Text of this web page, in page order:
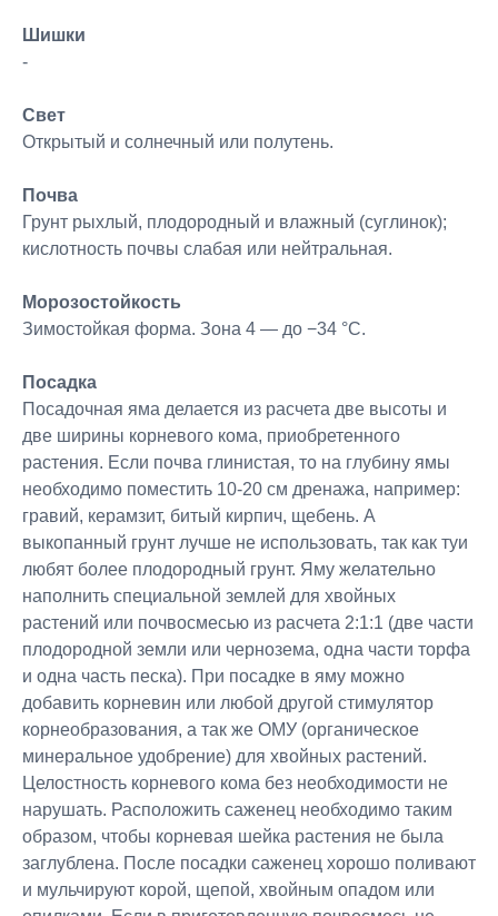
Шишки
-
Свет
Открытый и солнечный или полутень.
Почва
Грунт рыхлый, плодородный и влажный (суглинок);
кислотность почвы слабая или нейтральная.
Морозостойкость
Зимостойкая форма. Зона 4 — до −34 °C.
Посадка
Посадочная яма делается из расчета две высоты и
две ширины корневого кома, приобретенного
растения. Если почва глинистая, то на глубину ямы
необходимо поместить 10-20 см дренажа, например:
гравий, керамзит, битый кирпич, щебень. А
выкопанный грунт лучше не использовать, так как туи
любят более плодородный грунт. Яму желательно
наполнить специальной землей для хвойных
растений или почвосмесью из расчета 2:1:1 (две части
плодородной земли или чернозема, одна части торфа
и одна часть песка). При посадке в яму можно
добавить корневин или любой другой стимулятор
корнеобразования, а так же ОМУ (органическое
минеральное удобрение) для хвойных растений.
Целостность корневого кома без необходимости не
нарушать. Расположить саженец необходимо таким
образом, чтобы корневая шейка растения не была
заглублена. После посадки саженец хорошо поливают
и мульчируют корой, щепой, хвойным опадом или